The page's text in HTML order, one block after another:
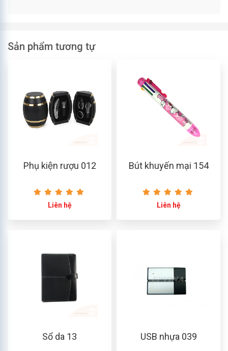
Sản phẩm tương tự
Phụ kiện rượu 012
Liên hệ
Bút khuyến mại 154
Liên hệ
Sổ da 13 USB nhựa 039